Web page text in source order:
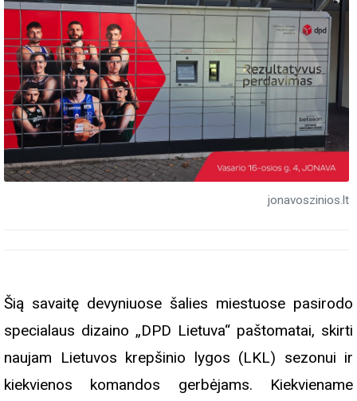
jonavoszinios.lt
Šią savaitę devyniuose šalies miestuose pasirodo
specialaus dizaino „DPD Lietuva“ paštomatai, skirti
naujam Lietuvos krepšinio lygos (LKL) sezonui ir
kiekvienos komandos gerbėjams. Kiekviename